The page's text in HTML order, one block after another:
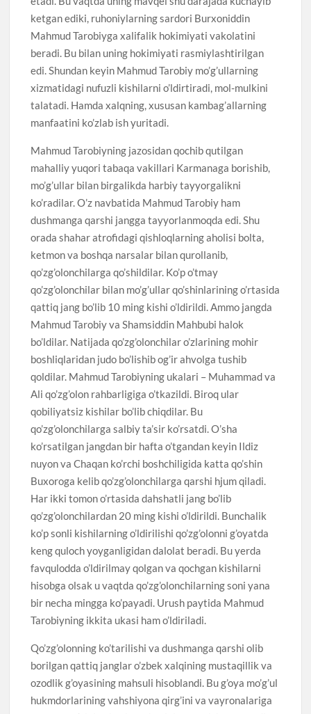
ketgan ediki, ruhoniylarning sardori Burxoniddin
Mahmud Tarobiyga xalifalik hokimiyati vakolatini
beradi. Bu bilan uning hokimiyati rasmiylashtirilgan
edi. Shundan keyin Mahmud Tarobiy mo’g’ullarning
xizmatidagi nufuzli kishilarni o’ldirtiradi, mol-mulkini
talatadi. Hamda xalqning, xususan kambag’allarning
manfaatini ko’zlab ish yuritadi.
Mahmud Tarobiyning jazosidan qochib qutilgan
mahalliy yuqori tabaqa vakillari Karmanaga borishib,
mo’g’ullar bilan birgalikda harbiy tayyorgalikni
ko’radilar. O’z navbatida Mahmud Tarobiy ham
dushmanga qarshi jangga tayyorlanmoqda edi. Shu
orada shahar atrofidagi qishloqlarning aholisi bolta,
ketmon va boshqa narsalar bilan qurollanib,
qo’zg’olonchilarga qo’shildilar. Ko’p o’tmay
qo’zg’olonchilar bilan mo’g’ullar qo’shinlarining o’rtasida
qattiq jang bo’lib 10 ming kishi o’ldirildi. Ammo jangda
Mahmud Tarobiy va Shamsiddin Mahbubi halok
bo’ldilar. Natijada qo’zg’olonchilar o’zlarining mohir
boshliqlaridan judo bo’lishib og’ir ahvolga tushib
qoldilar. Mahmud Tarobiyning ukalari – Muhammad va
Ali qo’zg’olon rahbarligiga o’tkazildi. Biroq ular
qobiliyatsiz kishilar bo’lib chiqdilar. Bu
qo’zg’olonchilarga salbiy ta’sir ko’rsatdi. O’sha
ko’rsatilgan jangdan bir hafta o’tgandan keyin Ildiz
nuyon va Chaqan ko’rchi boshchiligida katta qo’shin
Buxoroga kelib qo’zg’olonchilarga qarshi hjum qiladi.
Har ikki tomon o’rtasida dahshatli jang bo’lib
qo’zg’olonchilardan 20 ming kishi o’ldirildi. Bunchalik
ko’p sonli kishilarning o’ldirilishi qo’zg’olonni g’oyatda
keng quloch yoyganligidan dalolat beradi. Bu yerda
favqulodda o’ldirilmay qolgan va qochgan kishilarni
hisobga olsak u vaqtda qo’zg’olonchilarning soni yana
bir necha mingga ko’payadi. Urush paytida Mahmud
Tarobiyning ikkita ukasi ham o’ldiriladi.
Qo’zg’olonning ko’tarilishi va dushmanga qarshi olib
borilgan qattiq janglar o’zbek xalqining mustaqillik va
ozodlik g’oyasining mahsuli hisoblandi. Bu g’oya mo’g’ul
hukmdorlarining vahshiyona qirg’ini va vayronalariga